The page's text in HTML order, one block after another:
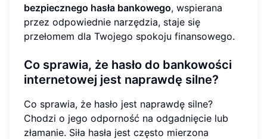
bezpiecznego hasła bankowego, wspierana
przez odpowiednie narzędzia, staje się
przełomem dla Twojego spokoju finansowego.
Co sprawia, że hasło do bankowości
internetowej jest naprawdę silne?
Co sprawia, że hasło jest naprawdę silne?
Chodzi o jego odporność na odgadnięcie lub
złamanie. Siła hasła jest często mierzona